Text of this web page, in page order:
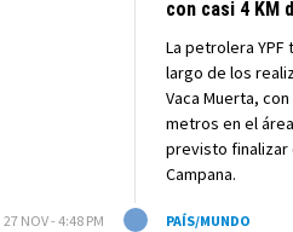
con casi 4 KM
La petrolera
largo de los
Vaca Muerta,
metros en el
previsto finalizar
Campana.
27 NOV - 4:48 PM PAÍS/MUNDO